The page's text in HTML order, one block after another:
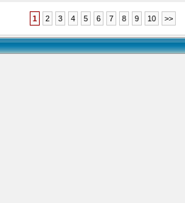
1 2 3 4 5 6 7 8 9 10 >>